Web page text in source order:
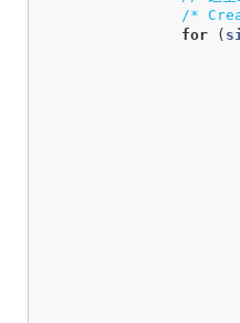
/*
for
(